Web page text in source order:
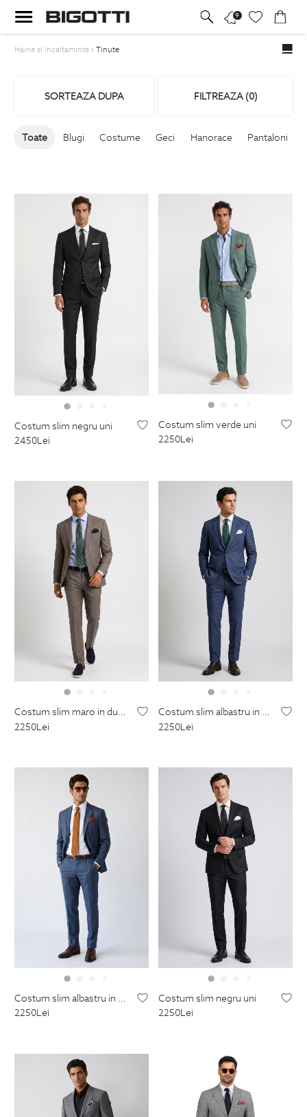
9
SORTEAZA DUPA FILTREAZA (0)
Haine si Incaltaminte Tinute
Toate Blugi Costume Geci Hanorace Pantaloni
costum slim negru uni
2450Lei
costum slim verde uni
2250Lei
costum slim maro in dungi
2250Lei
costum slim albastru in dungi
2250Lei
costum slim albastru in dungi
2250Lei
costum slim negru uni
2250Lei